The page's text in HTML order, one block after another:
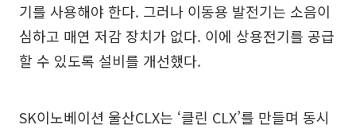
기를 사용해야 한다. 그러나 이동용 발전기는 소음이
심하고 매연 저감 장치가 없다. 이에 상용전기를 공급
할 수 있도록 설비를 개선했다.
SK이노베이션 울산CLX는 ‘클린 CLX’를 만들며 동시